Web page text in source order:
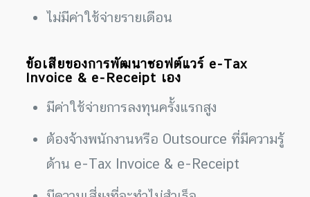
ไม่มีค่าใช้จ่ายรายเดือน
ข้อเสียของการพัฒนาซอฟต์แวร์ e-Tax
Invoice & e-Receipt เอง
มีค่าใช้จ่ายการลงทุนครั้งแรกสูง
ต้องจ้างพนักงานหรือ Outsource ที่มีความรู้
ด้าน e-Tax Invoice & e-Receipt